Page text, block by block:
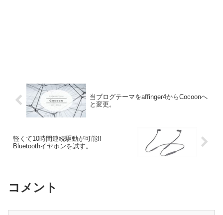
当ブログテーマをaffinger4からCocoonへ
と変更。
軽くて10時間連続駆動が可能!!
Bluetoothイヤホンを試す。
コメント